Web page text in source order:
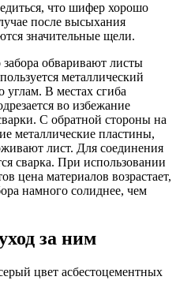
что шифер хорошо
после высыхания
значительные щели.
обваривают листы
металлический
углам. В местах сгиба
во избежание
С обратной стороны на
металлические пластины,
лист. Для соединения
сварка. При использовании
цена материалов возрастает,
намного солиднее, чем
за ним
цвет асбестоцементных